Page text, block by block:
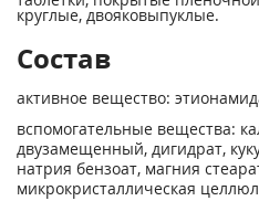
круглые, двояковыпуклые.
Состав
активное вещество:
вспомогательные вещества:
двузамещенный, дигидрат,
натрия бензоат, магния
микрокристаллическая